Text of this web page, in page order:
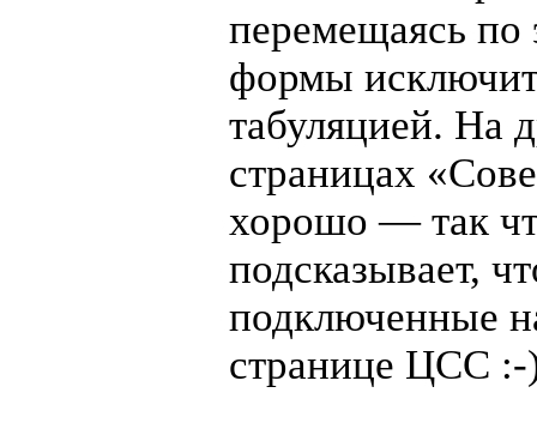
перемещаясь по
формы
табуляцией. На
страницах
хорошо — так
подсказывает,
подключенные
странице ЦСС :-